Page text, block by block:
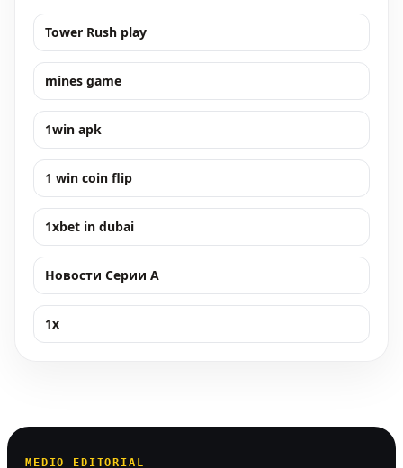
Tower Rush play
mines game
1win apk
1 win coin flip
1xbet in dubai
Новости Серии А
1x
MEDIO EDITORIAL